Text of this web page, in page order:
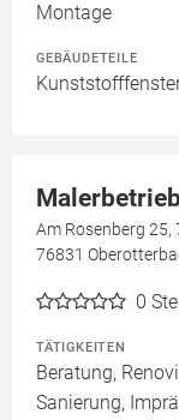
Montage
GEBÄUDETEILE
Am Rosenberg
76831
0
TÄTIGKEITEN
Beratung,
Sanierung,